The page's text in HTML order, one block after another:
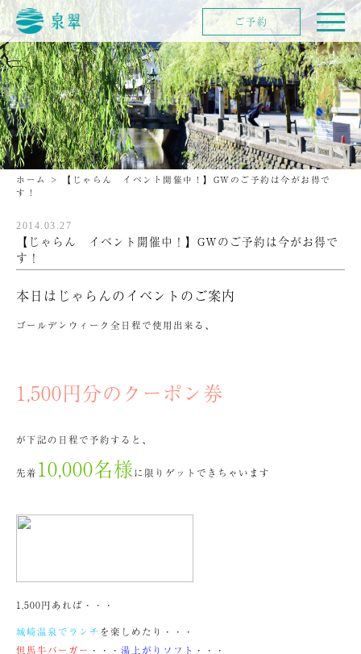
ホーム >
【じゃらん イベント開催中！】GWのご予約は今がお得で
す！
2014.03.27
【じゃらん イベント開催中！】GWのご予約は今がお得で
す！
本日はじゃらんのイベントのご案内
ゴールデンウィーク全日程で使用出来る、
1,500円分のクーポン券
が下記の日程で予約すると、
先着 10,000名様に限りゲットできちゃいます
1,500円あれば・・・
城崎温泉でランチ を楽しめたり・・・
但馬牛バーガー ・・・ 湯上がりソフト ・・・
ご予約